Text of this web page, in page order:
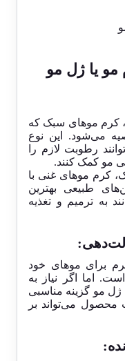
مو یا ژل مو
کرم موهای سبک که
می‌شود. این نوع
رطوبت لازم را
مو کمک کنند.
کرم موهای غنی با
طبیعی بهترین
به ترمیم و تغذیه
برای موهای خود
اما اگر نیاز به
ژل مو گزینه مناسبی
محصول می‌تواند بر